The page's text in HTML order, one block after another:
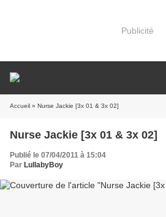
Publicité
Accueil » Nurse Jackie [3x 01 & 3x 02]
Nurse Jackie [3x 01 & 3x 02]
Publié le 07/04/2011 à 15:04
Par LullabyBoy